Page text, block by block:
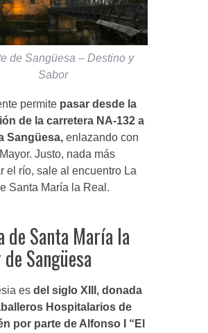
de Sangüesa – Destino y
Sabor
permite pasar desde la
de la carretera NA-132 a
Sangüesa,enlazando con
Justo, nada más
el río, sale al encuentro La
Santa María la Real.
de Santa María la
Sangüesa
es del siglo XIII, donada
Hospitalarios de
por parte de Alfonso I “El